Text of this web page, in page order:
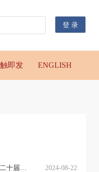
即发 ENGLISH
孔祥胜到杭钢外贸宣讲 党的二十届三中全会精神 2024-08-22